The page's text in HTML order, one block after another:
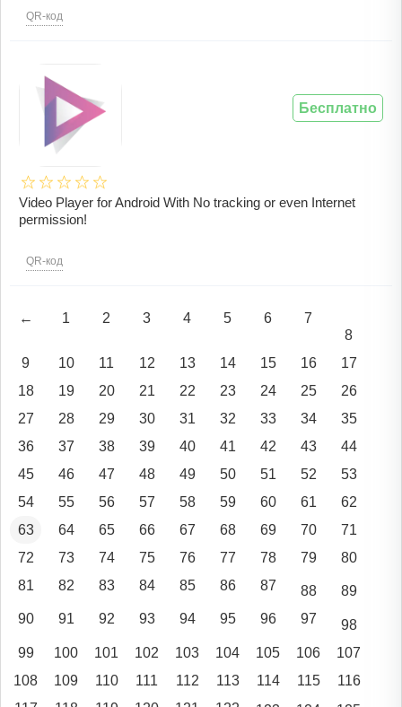
QR-код
Video Player for Android With No tracking or even Internet
permission!
QR-код
Бесплатно
← 1 2 3 4 5 6
7
8
9
10 11 12 13 14 15 16
17
18
19 20 21 22 23 24 25
26
27
28 29 30 31 32 33 34
35
36
37 38 39 40 41 42 43
44
45
46 47 48 49 50 51 52
53
54
55 56 57 58 59 60 61
62
63
64 65 66 67 68 69 70
71
72
73 74 75 76 77 78 79
80
81
82 83 84 85 86 87 88
89
90
91 92 93 94 95 96 97
98
99
100 101 102 103 104 105 106
107
108
109 110 111 112 113 114 115
116